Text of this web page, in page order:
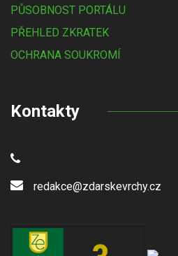
PŮSOBNOST PORTÁLU
PŘEHLED ZKRATEK
OCHRANA SOUKROMÍ
Kontakty
redakce@zdarskevrchy.cz